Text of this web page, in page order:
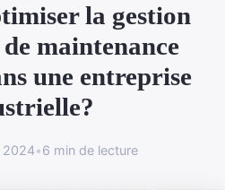
la gestion
de maintenance
une entreprise
2024•6 min de lecture